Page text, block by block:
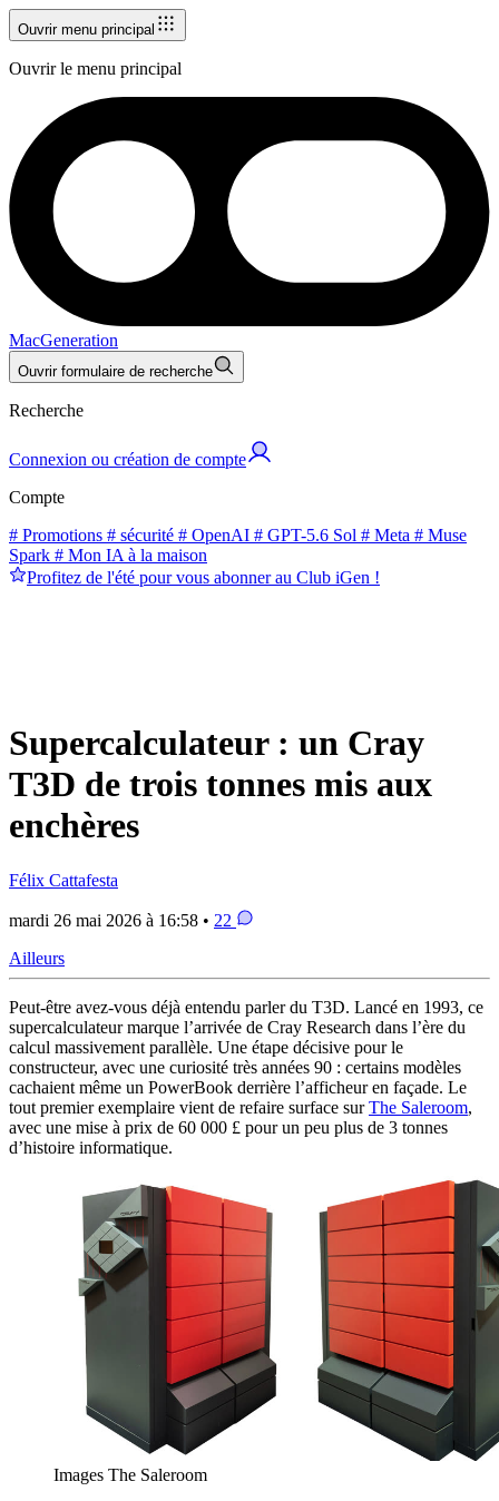
Ouvrir menu principal
Ouvrir le menu principal
MacGeneration
Ouvrir formulaire de recherche
Recherche
Connexion ou création de compte
Compte
# Promotions # sécurité # OpenAI # GPT-5.6 Sol # Meta # Muse
Spark # Mon IA à la maison
Profitez de l'été pour vous abonner au Club iGen !
Supercalculateur : un Cray
T3D de trois tonnes mis aux
enchères
Félix Cattafesta
mardi 26 mai 2026 à 16:58 • 22
Ailleurs
Peut-être avez-vous déjà entendu parler du T3D. Lancé en 1993, ce
supercalculateur marque l’arrivée de Cray Research dans l’ère du
calcul massivement parallèle. Une étape décisive pour le
constructeur, avec une curiosité très années 90 : certains modèles
cachaient même un PowerBook derrière l’afficheur en façade. Le
tout premier exemplaire vient de refaire surface surThe Saleroom,
avec une mise à prix de 60 000 £ pour un peu plus de 3 tonnes
d’histoire informatique.
Images The Saleroom